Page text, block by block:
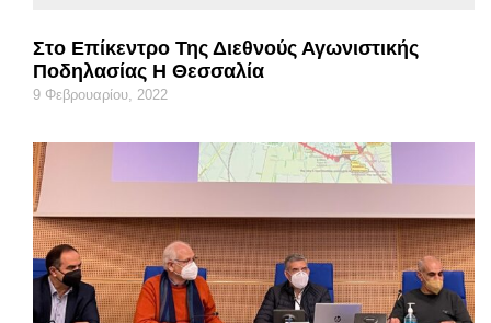
Στο Επίκεντρο Της Διεθνούς Αγωνιστικής
Ποδηλασίας Η Θεσσαλία
9 Φεβρουαρίου, 2022